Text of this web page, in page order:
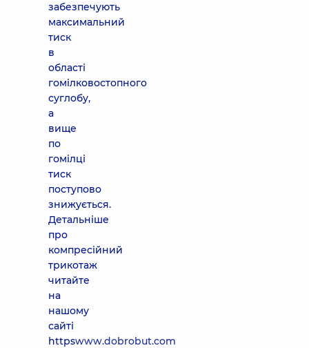
забезпечують
максимальний
тиск
в
області
гомілковостопного
суглобу,
а
вище
по
гомілці
тиск
поступово
знижується.
Детальніше
про
компресійний
трикотаж
читайте
на
нашому
сайті
httpswww.dobrobut.com